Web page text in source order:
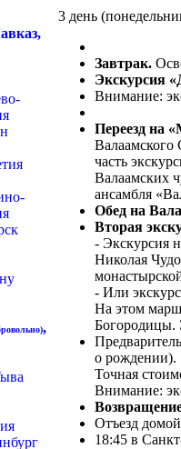
,
3 день
Завтрак.
Экскурсия
Внимание:
Переезд на
Валаамского
часть
Валаамских
ансамбля
Обед на
Вторая
- Экскурсия
Николая
- Или
На этом
Богородицы.
о рождении).
Точная
Внимание:
Отъезд домой
18:45 в